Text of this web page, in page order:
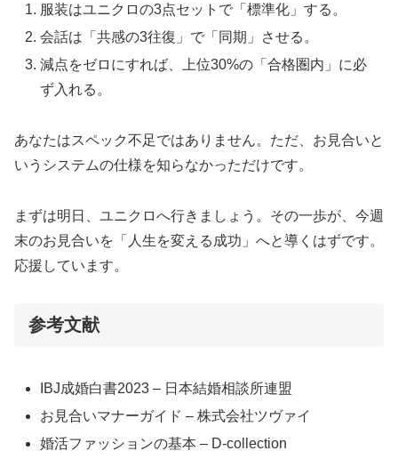
服装はユニクロの3点セットで「標準化」する。
会話は「共感の3往復」で「同期」させる。
減点をゼロにすれば、上位30%の「合格圏内」に必
ず入れる。
あなたはスペック不足ではありません。ただ、お見合いと
いうシステムの仕様を知らなかっただけです。
まずは明日、ユニクロへ行きましょう。その一歩が、今週
末のお見合いを「人生を変える成功」へと導くはずです。
応援しています。
参考文献
IBJ成婚白書2023 – 日本結婚相談所連盟
お見合いマナーガイド – 株式会社ツヴァイ
婚活ファッションの基本 – D-collection